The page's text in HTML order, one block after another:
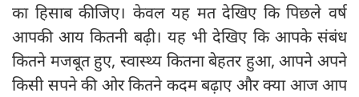
का हिसाब कीजिए। केवल यह मत देखिए कि पिछले वर्ष
आपकी आय कितनी बढ़ी। यह भी देखिए कि आपके संबंध
कितने मजबूत हुए, स्वास्थ्य कितना बेहतर हुआ, आपने अपने
किसी सपने की ओर कितने कदम बढ़ाए और क्या आज आप